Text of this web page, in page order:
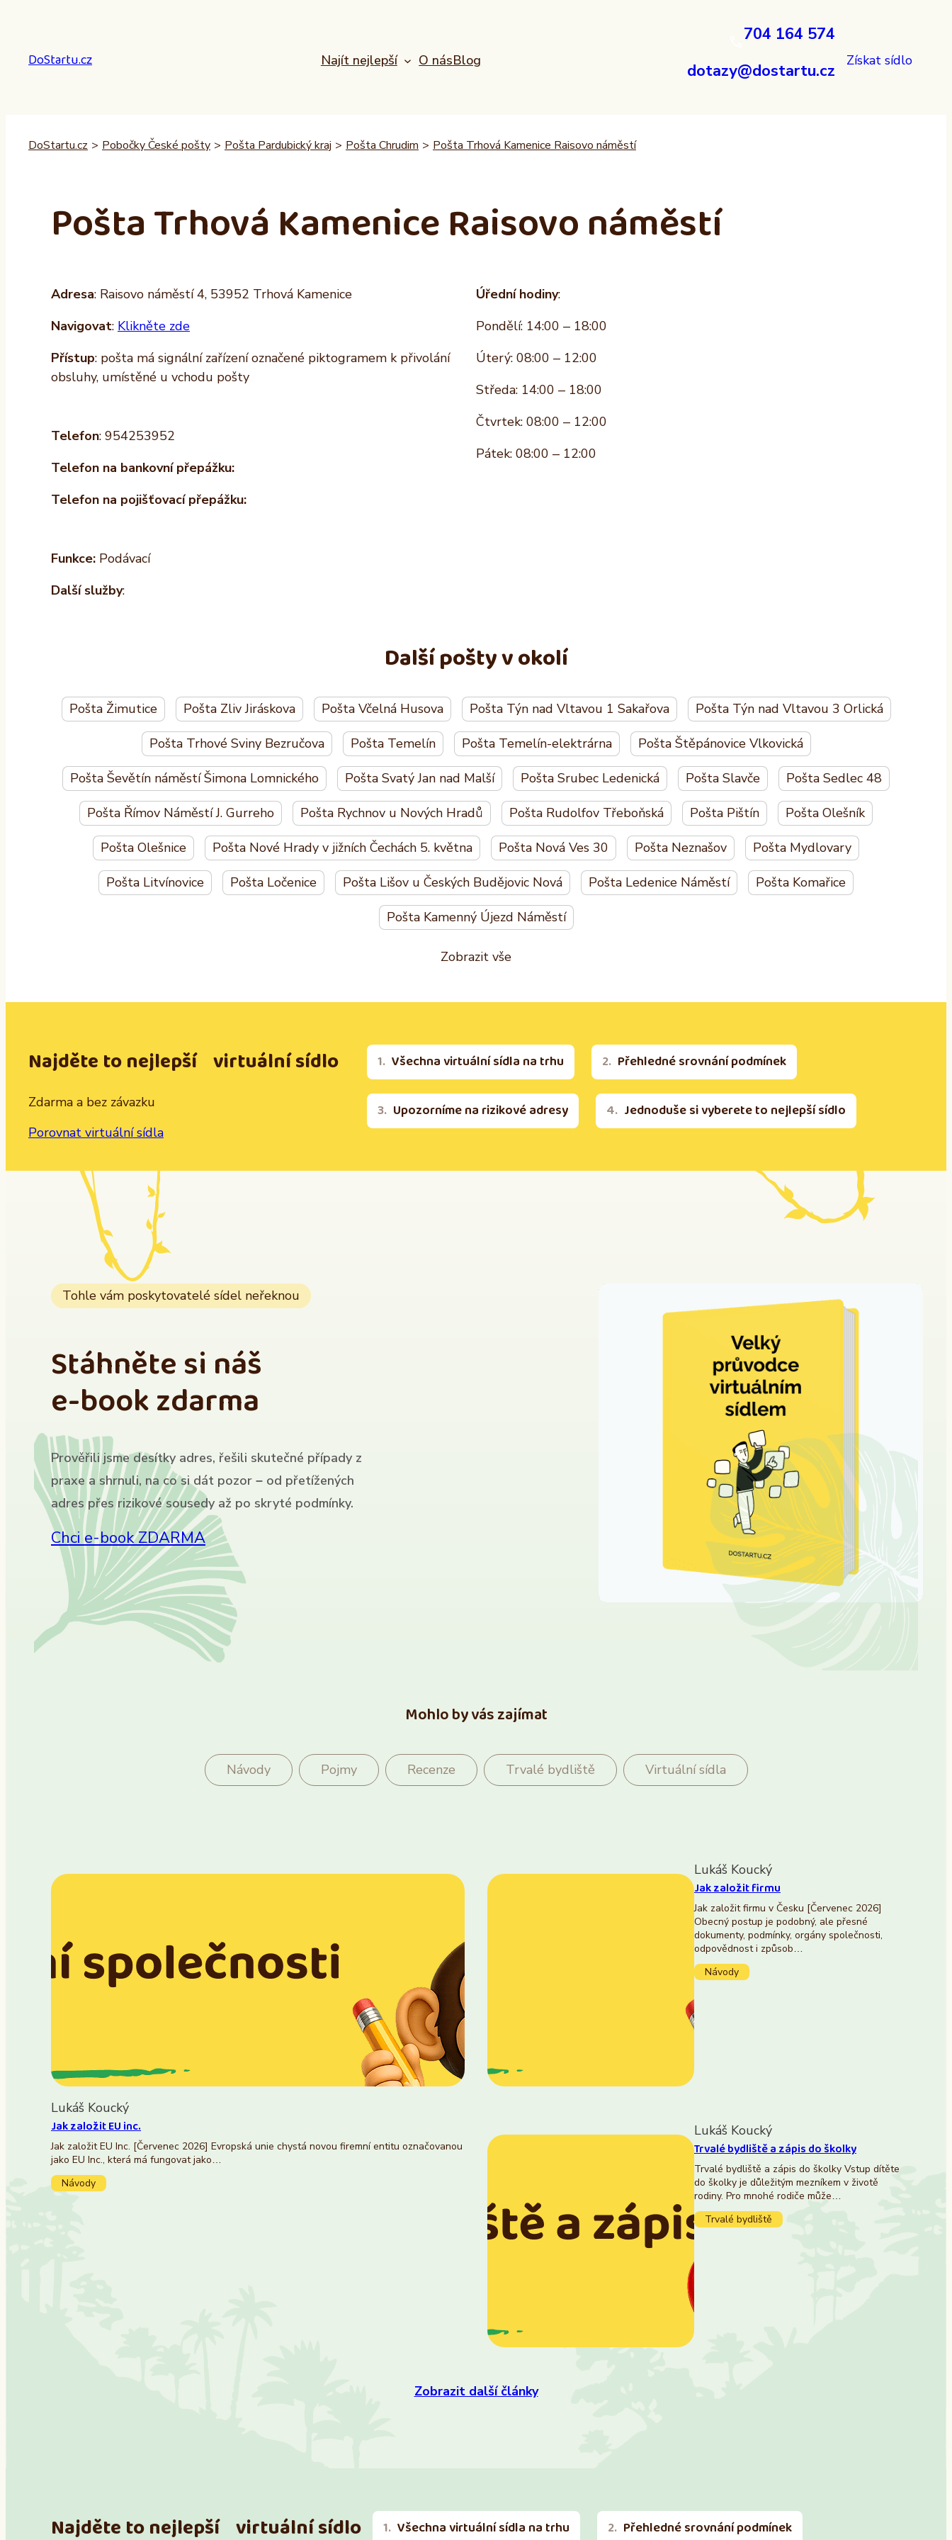
DoStartu.cz Najít nejlepší O násBlog
704 164 574
dotazy@dostartu.cz
Získat sídlo
DoStartu.cz > Pobočky České pošty > Pošta Pardubický kraj > Pošta Chrudim > Pošta Trhová Kamenice Raisovo náměstí
Pošta Trhová Kamenice Raisovo náměstí
Adresa: Raisovo náměstí 4, 53952 Trhová Kamenice
Navigovat: Klikněte zde
Přístup: pošta má signální zařízení označené piktogramem k přivolání
obsluhy, umístěné u vchodu pošty
Telefon: 954253952
Telefon na bankovní přepážku:
Telefon na pojišťovací přepážku:
Úřední hodiny:
Pondělí: 14:00 – 18:00
Úterý: 08:00 – 12:00
Středa: 14:00 – 18:00
Čtvrtek: 08:00 – 12:00
Pátek: 08:00 – 12:00
Funkce: Podávací
Další služby:
Další pošty v okolí
Pošta Žimutice Pošta Zliv Jiráskova Pošta Včelná Husova Pošta Týn nad Vltavou 1 Sakařova Pošta Týn nad Vltavou 3 Orlická
Pošta Trhové Sviny Bezručova Pošta Temelín Pošta Temelín-elektrárna Pošta Štěpánovice Vlkovická
Pošta Ševětín náměstí Šimona Lomnického Pošta Svatý Jan nad Malší Pošta Srubec Ledenická Pošta Slavče Pošta Sedlec 48
Pošta Římov Náměstí J. Gurreho Pošta Rychnov u Nových Hradů Pošta Rudolfov Třeboňská Pošta Pištín Pošta Olešník
Pošta Olešnice Pošta Nové Hrady v jižních Čechách 5. května Pošta Nová Ves 30 Pošta Neznašov Pošta Mydlovary
Pošta Litvínovice Pošta Ločenice Pošta Lišov u Českých Budějovic Nová Pošta Ledenice Náměstí Pošta Komařice
Pošta Kamenný Újezd Náměstí
Zobrazit vše
Najděte to nejlepší virtuální sídlo
Zdarma a bez závazku
Porovnat virtuální sídla
Všechna virtuální sídla na trhu Přehledné srovnání podmínek
Upozorníme na rizikové adresy Jednoduše si vyberete to nejlepší sídlo
Tohle vám poskytovatelé sídel neřeknou
Stáhněte si náš
e-book zdarma
Prověřili jsme desítky adres, řešili skutečné případy z
praxe a shrnuli, na co si dát pozor – od přetížených
adres přes rizikové sousedy až po skryté podmínky.
Chci e-book ZDARMA
Mohlo by vás zajímat
Návody Pojmy Recenze Trvalé bydliště Virtuální sídla
Lukáš Koucký
Jak založit EU inc.
Jak založit EU Inc. [Červenec 2026] Evropská unie chystá novou firemní entitu označovanou
jako EU Inc., která má fungovat jako…
Návody
Lukáš Koucký
Jak založit firmu
Jak založit firmu v Česku [Červenec 2026]
Obecný postup je podobný, ale přesné
dokumenty, podmínky, orgány společnosti,
odpovědnost i způsob…
Návody
Lukáš Koucký
Trvalé bydliště a zápis do školky
Trvalé bydliště a zápis do školky Vstup dítěte
do školky je důležitým mezníkem v životě
rodiny. Pro mnohé rodiče může…
Trvalé bydliště
Zobrazit další články
Najděte to nejlepší virtuální sídlo Všechna virtuální sídla na trhu Přehledné srovnání podmínek